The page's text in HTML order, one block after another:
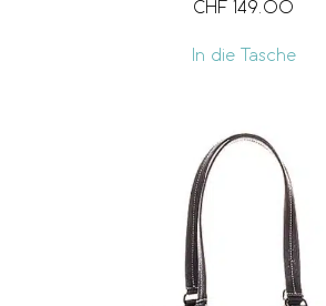
CHF 149.00
In die Tasche